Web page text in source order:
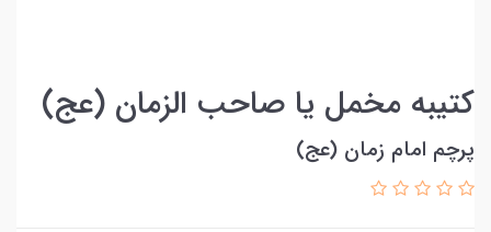
کتیبه مخمل یا صاحب الزمان (عج)
پرچم امام زمان (عج)